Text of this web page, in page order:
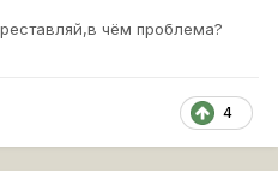
чём проблема?
4